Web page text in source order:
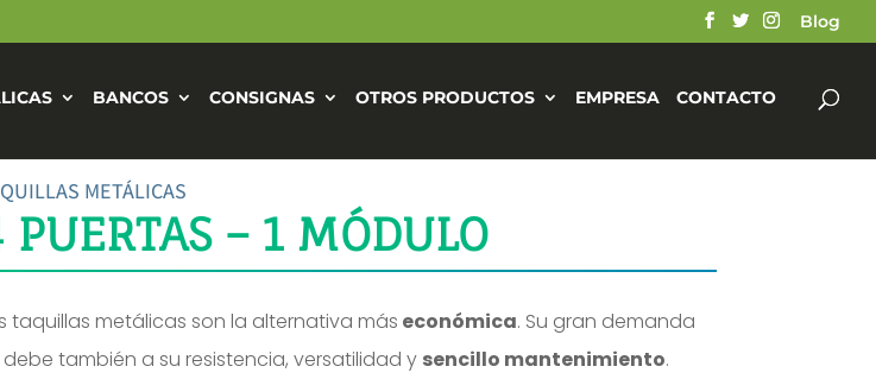
Blog
BANCOS CONSIGNAS OTROS PRODUCTOS EMPRESA CONTACTO
METÁLICAS
PUERTAS – 1 MÓDULO
taquillas metálicas son la alternativa más económica. Su gran demanda
debe también a su resistencia, versatilidad y sencillo mantenimiento.